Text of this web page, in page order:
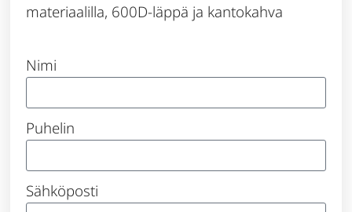
materiaalilla, 600D-läppä ja kantokahva
Nimi
Puhelin
Sähköposti